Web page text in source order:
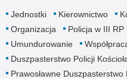
Jednostki Kierownictwo
Organizacja
Policja w III RP
Umundurowanie
Duszpasterstwo Policji
Prawosławne Duszpasterstwo